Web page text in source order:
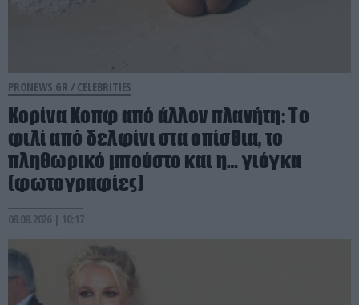
PRONEWS.GR / CELEBRITIES
Κορίνα Κοπφ από άλλον πλανήτη: Το
φιλί από δελφίνι στα οπίσθια, το
πληθωρικό μπούστο και η… γιόγκα
(φωτογραφίες)
08.08.2026 | 10:17